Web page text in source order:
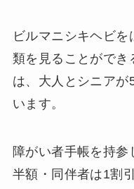
ビルマニシキヘビ
類を見ることができ
は、大人とシニアが
います。
障がい者手帳を持
半額・同伴者は1割